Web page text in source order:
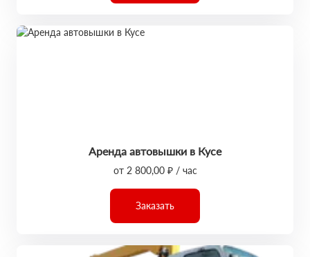
Аренда автовышки в Кусе
от 2 800,00 ₽ / час
Заказать